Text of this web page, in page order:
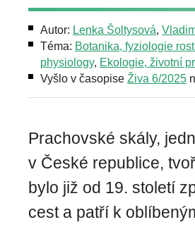
Autor: Lenka Šoltysová,
Téma: Botanika, fyziologie
physiology, Ekologie, životní
Vyšlo v časopise Živa 6/2025
Prachovské skály,
v České republice,
bylo již od 19. století
cest a patří k